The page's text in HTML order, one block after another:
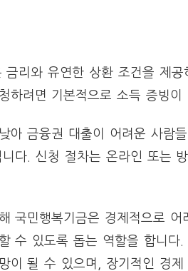
금리와 유연한 상환 조건을 제
하려면 기본적으로 소득 증빙
아 금융권 대출이 어려운 사람
다. 신청 절차는 온라인 또는
국민행복기금은 경제적으로
수 있도록 돕는 역할을 합니
이 될 수 있으며, 장기적인 경